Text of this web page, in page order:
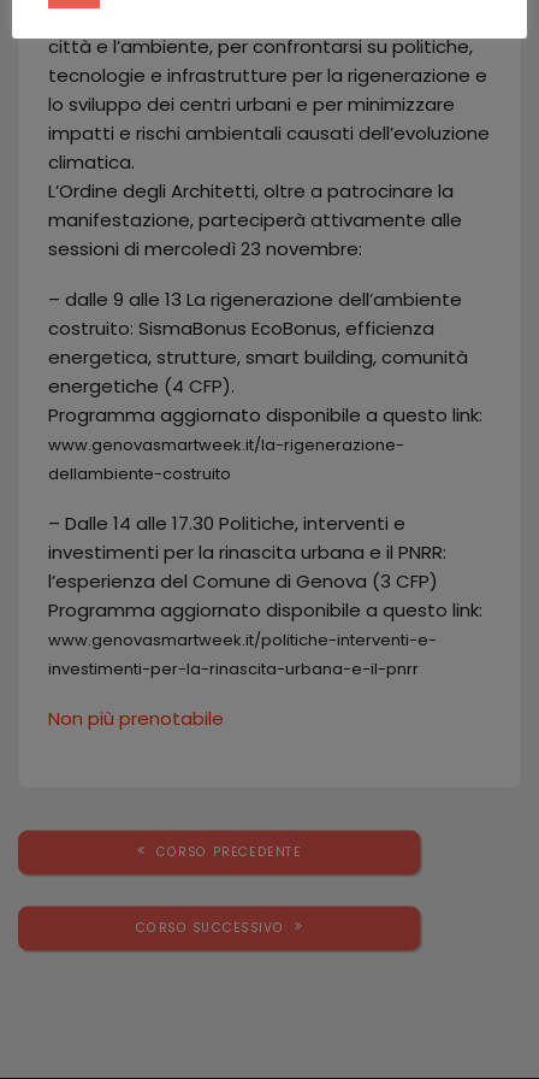
città e l’ambiente, per confrontarsi su politiche,
tecnologie e infrastrutture per la rigenerazione e
lo sviluppo dei centri urbani e per minimizzare
impatti e rischi ambientali causati dell’evoluzione
climatica.
L’Ordine degli Architetti, oltre a patrocinare la
manifestazione, parteciperà attivamente alle
sessioni di mercoledì 23 novembre:
– dalle 9 alle 13 La rigenerazione dell’ambiente
costruito: SismaBonus EcoBonus, efficienza
energetica, strutture, smart building, comunità
energetiche (4 CFP).
Programma aggiornato disponibile a questo link:
www.genovasmartweek.it/la-rigenerazione-
dellambiente-costruito
– Dalle 14 alle 17.30 Politiche, interventi e
investimenti per la rinascita urbana e il PNRR:
l’esperienza del Comune di Genova (3 CFP)
Programma aggiornato disponibile a questo link:
www.genovasmartweek.it/politiche-interventi-e-
investimenti-per-la-rinascita-urbana-e-il-pnrr
Non più prenotabile
CORSO PRECEDENTE
CORSO SUCCESSIVO